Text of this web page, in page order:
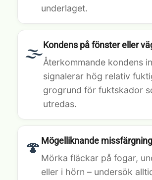
underlaget.
🌫️Kondens på fönster eller
Återkommande kondens
signalerar hög relativ
grogrund för fuktskador
utredas.
🍄 Mögelliknande missfärgning
Mörka fläckar på fogar,
eller i hörn – undersök